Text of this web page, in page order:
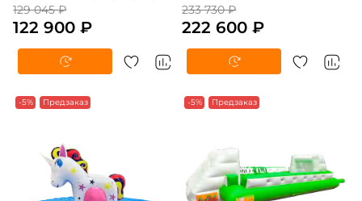
129 045 ₽
122 900 ₽
233 730 ₽
222 600 ₽
-5% Предзаказ -5% Предзаказ